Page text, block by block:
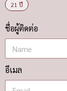
21 ปี
ชื่อผู้ติดต่อ
อีเมล